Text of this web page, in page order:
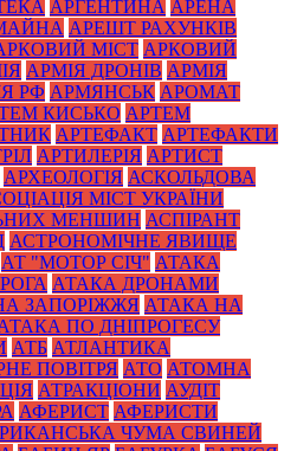
АРГЕНТИНА АРЕНА
АРЕШТ РАХУНКІВ
МІСТ АРКОВИЙ
АРМІЯ ДРОНІВ АРМІЯ
РФ АРМЯНСЬК АРОМАТ
КИСЬКО АРТЕМ
АРТЕФАКТ АРТЕФАКТИ
АРТИЛЕРІЯ АРТИСТ
АРХЕОЛОГІЯ АСКОЛЬДОВА
МІСТ УКРАЇНИ
МЕНШИН АСПІРАНТ
АСТРОНОМІЧНЕ ЯВИЩЕ
АТ "МОТОР СІЧ" АТАКА
АТАКА ДРОНАМИ
ЗАПОРІЖЖЯ АТАКА НА
ПО ДНІПРОГЕСУ
АТБ АТЛАНТИКА
ПОВІТРЯ АТО АТОМНА
АТРАКЦІОНИ АУДІТ
АФЕРИСТ АФЕРИСТИ
ЧУМА СВИНЕЙ